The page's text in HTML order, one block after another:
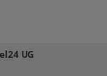
UG